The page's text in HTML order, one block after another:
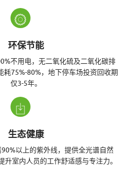
环保节能
不用电，无二氧化硫及二氧化碳排
耗75%-80%，地下停车场投资回收期
仅3-5年。
生态健康
以上的紫外线，提供全光谱自然
升室内人员的工作舒适感与专注力。